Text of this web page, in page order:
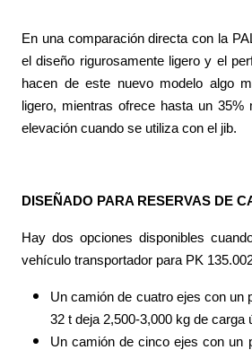
En una comparación directa con la
el diseño rigurosamente ligero y el
hacen de este nuevo modelo algo
ligero, mientras ofrece hasta un
elevación cuando se utiliza con el jib.
DISEÑADO PARA RESERVAS DE
Hay dos opciones disponibles
vehículo transportador para PK
Un camión de cuatro ejes con un
32 t deja 2,500-3,000 kg de carga
Un camión de cinco ejes con un